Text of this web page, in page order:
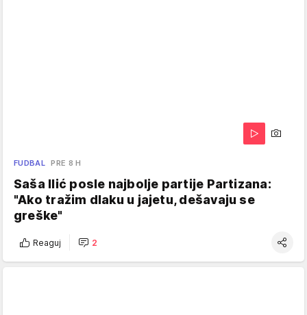
FUDBAL PRE 8 H
Saša Ilić posle najbolje partije Partizana:
"Ako tražim dlaku u jajetu, dešavaju se
greške"
Reaguj 2